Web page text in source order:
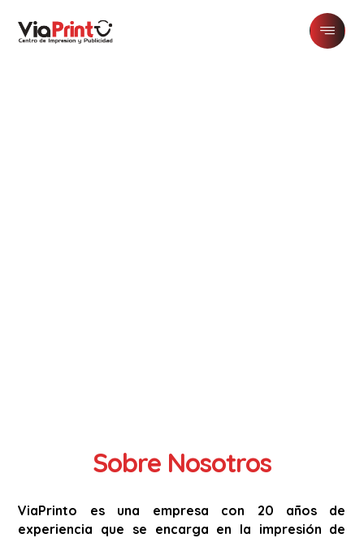
Sobre Nosotros
ViaPrinto es una empresa con 20 años de
experiencia que se encarga en la impresión de